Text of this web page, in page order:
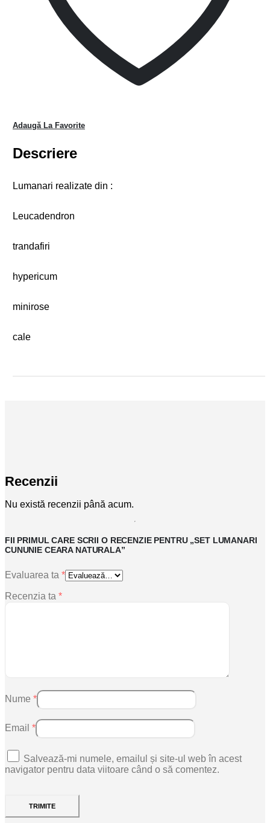
Adaugă La Favorite
Descriere
Lumanari realizate din :
Leucadendron
trandafiri
hypericum
minirose
cale
Recenzii
Nu există recenzii până acum.
FII PRIMUL CARE SCRII O RECENZIE PENTRU „SET LUMANARI
CUNUNIE CEARA NATURALA”
Evaluarea ta *
Recenzia ta *
Nume *
Email *
Salvează-mi numele, emailul și site-ul web în acest
navigator pentru data viitoare când o să comentez.